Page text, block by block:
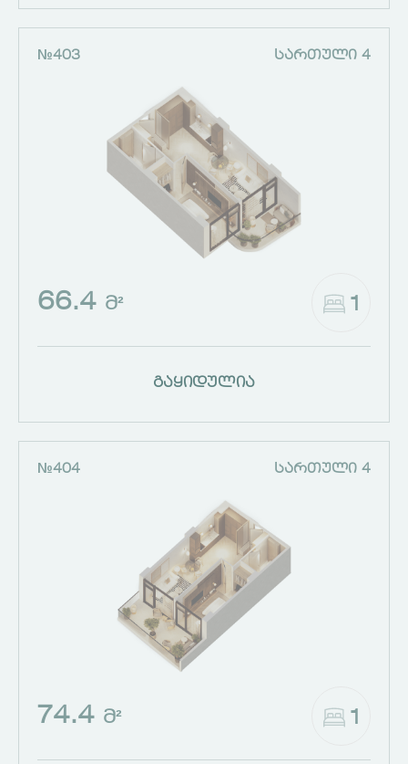
№403 ᲡᲐᲠᲗᲣᲚᲘ 4
66.4 Მ² 1
გაყიდულია
№404 ᲡᲐᲠᲗᲣᲚᲘ 4
74.4 Მ² 1